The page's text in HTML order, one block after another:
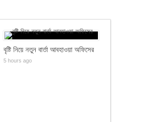
বৃষ্টি নিয়ে নতুন বার্তা আবহাওয়া অফিসের
5 hours ago